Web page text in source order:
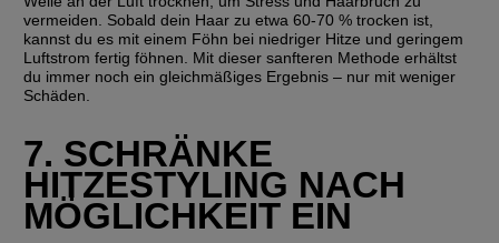
vermeiden. Sobald dein Haar zu etwa 60-70 % trocken ist,
kannst du es mit einem Föhn bei niedriger Hitze und geringem
Luftstrom fertig föhnen. Mit dieser sanfteren Methode erhältst
du immer noch ein gleichmäßiges Ergebnis – nur mit weniger
Schäden.
7. SCHRÄNKE
HITZESTYLING NACH
MÖGLICHKEIT EIN